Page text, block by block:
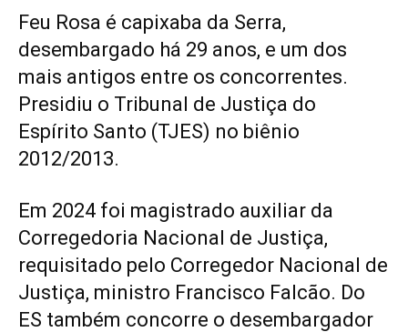
Feu Rosa é capixaba da Serra,
desembargado há 29 anos, e um dos
mais antigos entre os concorrentes.
Presidiu o Tribunal de Justiça do
Espírito Santo (TJES) no biênio
2012/2013.
Em 2024 foi magistrado auxiliar da
Corregedoria Nacional de Justiça,
requisitado pelo Corregedor Nacional de
Justiça, ministro Francisco Falcão. Do
ES também concorre o desembargador